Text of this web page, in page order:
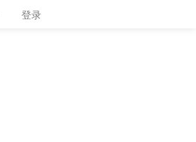
登录